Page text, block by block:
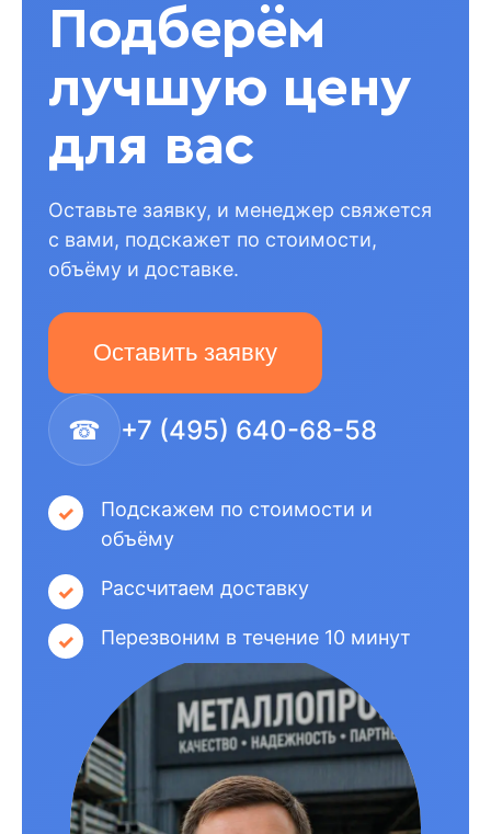
Подберём
лучшую цену
для вас
Оставьте заявку, и менеджер свяжется
с вами, подскажет по стоимости,
объёму и доставке.
Оставить заявку
☎ +7 (495) 640-68-58
Подскажем по стоимости и
объёму
Рассчитаем доставку
Перезвоним в течение 10 минут